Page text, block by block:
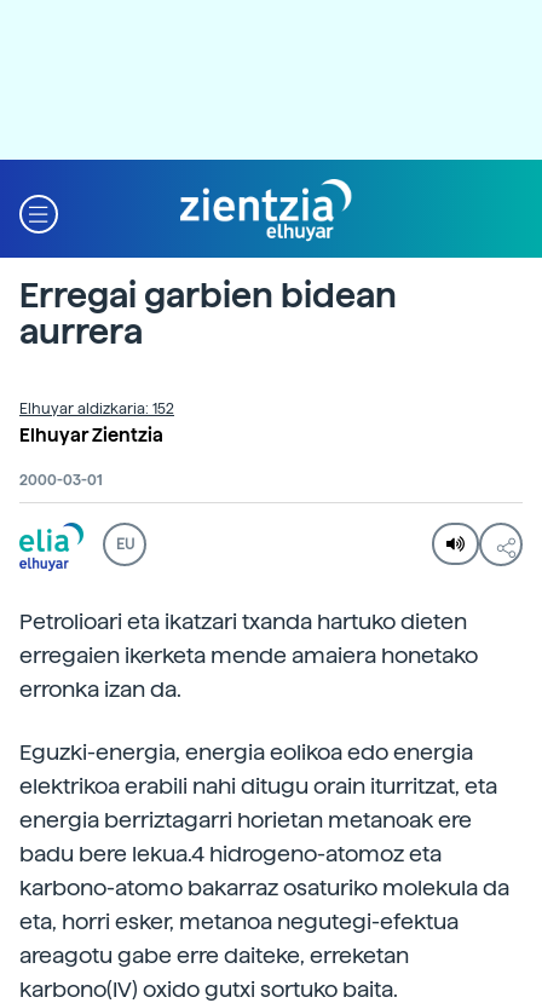
Erregai garbien bidean
aurrera
Elhuyar aldizkaria: 152
Elhuyar Zientzia
2000-03-01
EU
Petrolioari eta ikatzari txanda hartuko dieten
erregaien ikerketa mende amaiera honetako
erronka izan da.
Eguzki-energia, energia eolikoa edo energia
elektrikoa erabili nahi ditugu orain iturritzat, eta
energia berriztagarri horietan metanoak ere
badu bere lekua.4 hidrogeno-atomoz eta
karbono-atomo bakarraz osaturiko molekula da
eta, horri esker, metanoa negutegi-efektua
areagotu gabe erre daiteke, erreketan
karbono(IV) oxido gutxi sortuko baita.